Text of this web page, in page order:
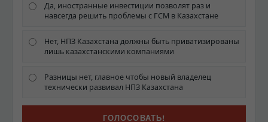
Да, иностранные инвестиции позволят раз и
навсегда решить проблемы с ГСМ в Казахстане
Нет, НПЗ Казахстана должны быть приватизированы
лишь казахстанскими компаниями
Разницы нет, главное чтобы новый владелец
технически развивал НПЗ Казахстана